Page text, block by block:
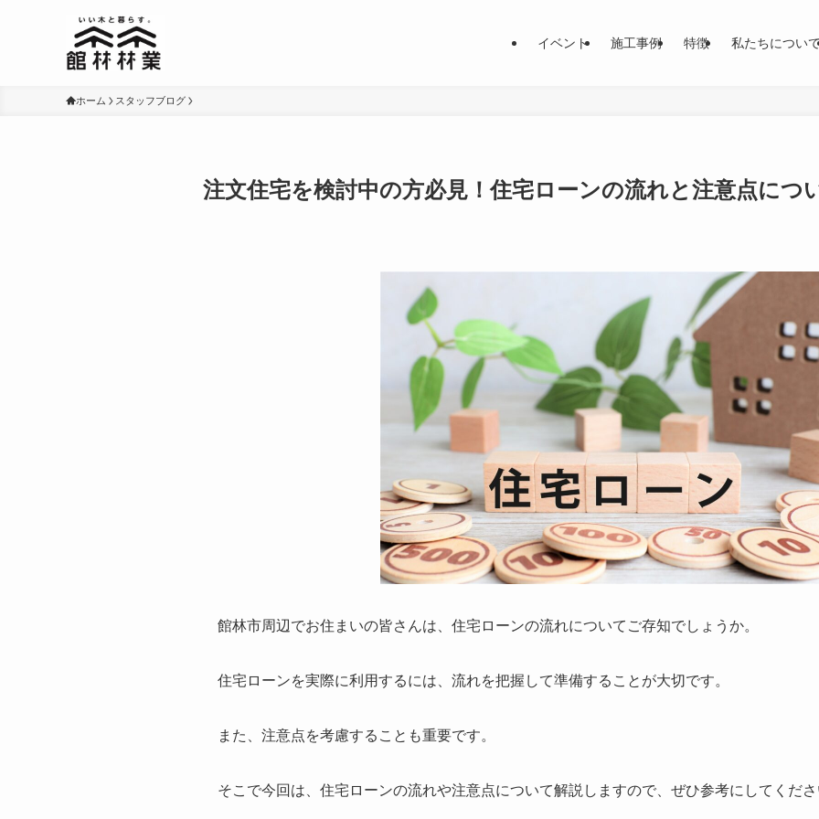
イベント 施工事例 特徴 私たちについ
ホーム スタッフブログ
注文住宅を検討中の方必見！住宅ローンの流れと注意点につ
館林市周辺でお住まいの皆さんは、住宅ローンの流れについてご存知でしょうか。
住宅ローンを実際に利用するには、流れを把握して準備することが大切です。
また、注意点を考慮することも重要です。
そこで今回は、住宅ローンの流れや注意点について解説しますので、ぜひ参考にしてくだ